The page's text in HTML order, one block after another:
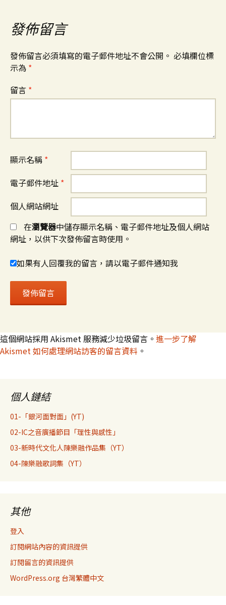
發佈留言
發佈留言必須填寫的電子郵件地址不會公開。 必填欄位標
示為 *
留言 *
顯示名稱 *
電子郵件地址 *
個人網站網址
在瀏覽器中儲存顯示名稱、電子郵件地址及個人網站
網址，以供下次發佈留言時使用。
如果有人回覆我的留言，請以電子郵件通知我
這個網站採用 Akismet 服務減少垃圾留言。 進一步了解
Akismet 如何處理網站訪客的留言資料 。
個人鏈結
01-「銀河面對面」(YT)
02-IC之音廣播節目「理性與感性」
03-新時代文化人陳樂融作品集（YT）
04-陳樂融歌詞集（YT）
其他
登入
訂閱網站內容的資訊提供
訂閱留言的資訊提供
WordPress.org 台灣繁體中文